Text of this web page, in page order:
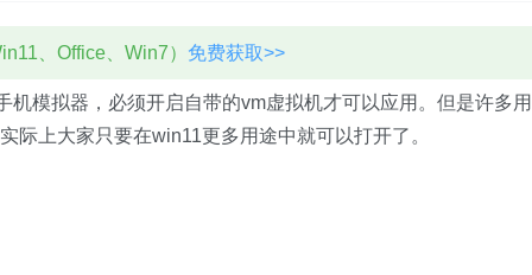
、Office、Win7） 免费获取>>
模拟器，必须开启自带的vm虚拟机才可以应用。但是许多用
际上大家只要在win11更多用途中就可以打开了。